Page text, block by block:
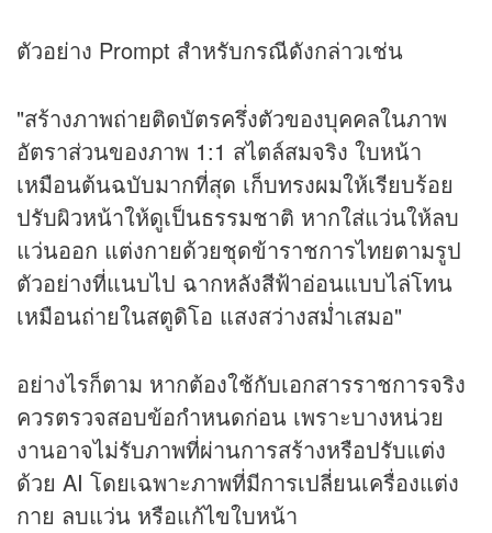
ตัวอย่าง Prompt สำหรับกรณีดังกล่าวเช่น
"สร้างภาพถ่ายติดบัตรครึ่งตัวของบุคคลในภาพ
อัตราส่วนของภาพ 1:1 สไตล์สมจริง ใบหน้า
เหมือนต้นฉบับมากที่สุด เก็บทรงผมให้เรียบร้อย
ปรับผิวหน้าให้ดูเป็นธรรมชาติ หากใส่แว่นให้ลบ
แว่นออก แต่งกายด้วยชุดข้าราชการไทยตามรูป
ตัวอย่างที่แนบไป ฉากหลังสีฟ้าอ่อนแบบไล่โทน
เหมือนถ่ายในสตูดิโอ แสงสว่างสม่ำเสมอ"
อย่างไรก็ตาม หากต้องใช้กับเอกสารราชการจริง
ควรตรวจสอบข้อกำหนดก่อน เพราะบางหน่วย
งานอาจไม่รับภาพที่ผ่านการสร้างหรือปรับแต่ง
ด้วย AI โดยเฉพาะภาพที่มีการเปลี่ยนเครื่องแต่ง
กาย ลบแว่น หรือแก้ไขใบหน้า